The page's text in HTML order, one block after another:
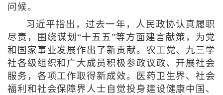
问候。
习近平指出，过去一年，人民政协认真履职
尽责，围绕谋划“十五五”等方面建言献策，为党
和国家事业发展作出了新贡献。农工党、九三学
社各级组织和广大成员积极参政议政、开展社会
服务，各项工作取得新成效。医药卫生界、社会
福利和社会保障界人士自觉投身建设健康中国、